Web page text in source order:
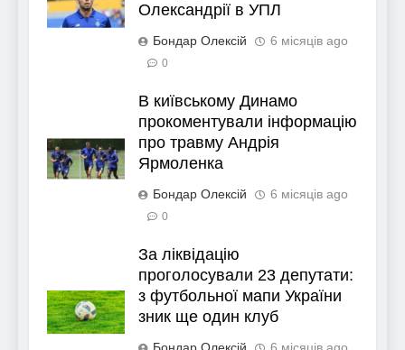
Олександрії в УПЛ
Бондар Олексій 6 місяців ago
0
В київському Динамо
прокоментували інформацію
про травму Андрія
Ярмоленка
Бондар Олексій 6 місяців ago
0
За ліквідацію
проголосували 23 депутати:
з футбольної мапи України
зник ще один клуб